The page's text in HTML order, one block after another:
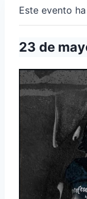
Este evento
23 de